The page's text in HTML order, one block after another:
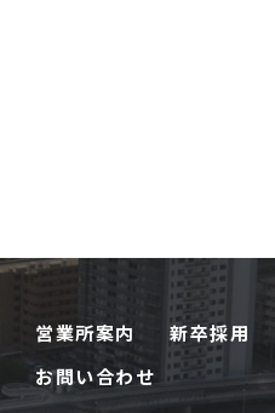
営業所案内
新卒採用
お問い合わせ